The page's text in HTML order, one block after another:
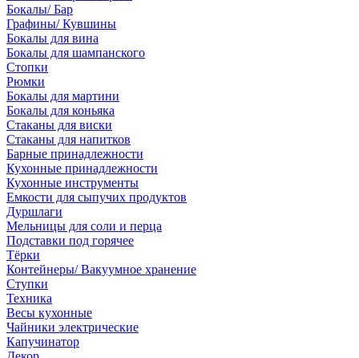
Бокалы/ Бар
Графины/ Кувшины
Бокалы для вина
Бокалы для шампанского
Стопки
Рюмки
Бокалы для мартини
Бокалы для коньяка
Стаканы для виски
Стаканы для напитков
Барные принадлежности
Кухонные принадлежности
Кухонные инструменты
Емкости для сыпучих продуктов
Дуршлаги
Мельницы для соли и перца
Подставки под горячее
Тёрки
Контейнеры/ Вакуумное хранение
Ступки
Техника
Весы кухонные
Чайники электрические
Капучинатор